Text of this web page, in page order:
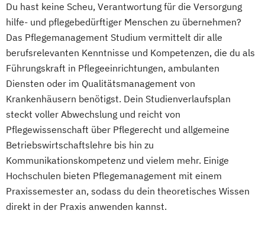
Soziale Arbeit Sozialmanagement
Du hast keine Scheu, Verantwortung für die Versorgung
hilfe- und pflegebedürftiger Menschen zu übernehmen?
Das Pflegemanagement Studium vermittelt dir alle
berufsrelevanten Kenntnisse und Kompetenzen, die du als
Führungskraft in Pflegeeinrichtungen, ambulanten
Diensten oder im Qualitätsmanagement von
Krankenhäusern benötigst. Dein Studienverlaufsplan
steckt voller Abwechslung und reicht von
Pflegewissenschaft über Pflegerecht und allgemeine
Betriebswirtschaftslehre bis hin zu
Kommunikationskompetenz und vielem mehr. Einige
Hochschulen bieten Pflegemanagement mit einem
Praxissemester an, sodass du dein theoretisches Wissen
direkt in der Praxis anwenden kannst.